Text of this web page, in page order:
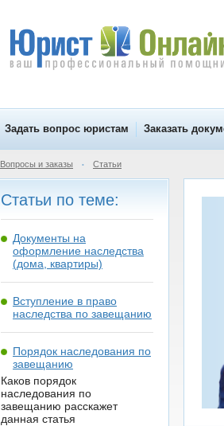
Задать вопрос юристам Заказать
Вопросы и заказы • Статьи
Статьи по теме:
Документы на
оформление наследства
(дома, квартиры)
Вступление в право
наследства по завещанию
Порядок наследования по
завещанию
Каков порядок
наследования по
завещанию расскажет
данная статья